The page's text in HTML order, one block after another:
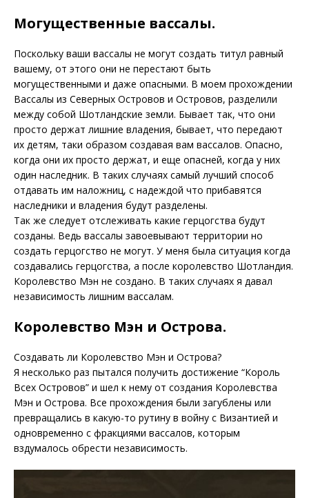
Могущественные вассалы.
Поскольку ваши вассалы не могут создать титул равный
вашему, от этого они не перестают быть
могущественными и даже опасными. В моем прохождении
Вассалы из Северных Островов и Островов, разделили
между собой Шотландские земли. Бывает так, что они
просто держат лишние владения, бывает, что передают
их детям, таки образом создавая вам вассалов. Опасно,
когда они их просто держат, и еще опасней, когда у них
один наследник. В таких случаях самый лучший способ
отдавать им наложниц, с надеждой что прибавятся
наследники и владения будут разделены.
Так же следует отслеживать какие герцогства будут
созданы. Ведь вассалы завоевывают территории но
создать герцогство не могут. У меня была ситуация когда
создавались герцогства, а после королевство Шотландия.
Королевство Мэн не создано. В таких случаях я давал
независимость лишним вассалам.
Королевство Мэн и Острова.
Создавать ли Королевство Мэн и Острова?
Я несколько раз пытался получить достижение “Король
Всех Островов” и шел к нему от создания Королевства
Мэн и Острова. Все прохождения были загублены или
превращались в какую-то рутину в войну с Византией и
одновременно с фракциями вассалов, которым
вздумалось обрести независимость.